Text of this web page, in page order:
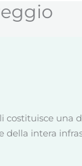
costituisce una
della intera